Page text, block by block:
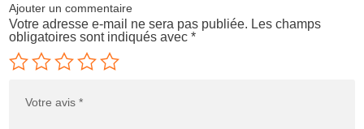
Ajouter un commentaire
Votre adresse e-mail ne sera pas publiée. Les champs
obligatoires sont indiqués avec*